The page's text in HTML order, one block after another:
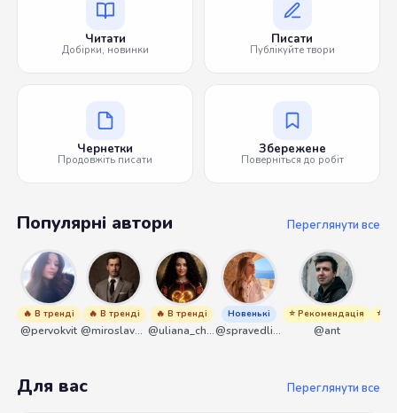
Читати
Добірки, новинки
Писати
Публікуйте твори
Чернетки
Продовжіть писати
Збережене
Поверніться до робіт
Популярні автори Переглянути все
🔥 В тренді
@pervokvit
🔥 В тренді
@miroslavmaniyk
🔥 В тренді
@uliana_chernenko
Новенькі
@spravedliwa
⭐ Рекомендація
@ant
⭐
Для вас Переглянути все